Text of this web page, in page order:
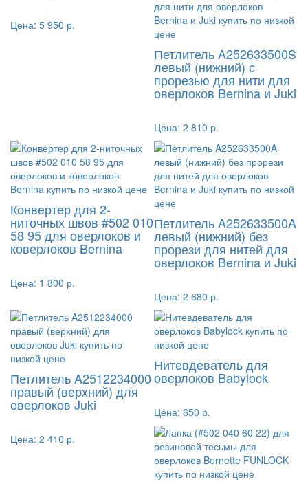
Цена: 5 950 р.
Петлитель A252633500S
левый (нижний) с
прорезью для нити для
оверлоков Bernina и Juki
Цена: 2 810 р.
Конвертер для 2-
ниточных швов #502 010
58 95 для оверлоков и
коверлоков Bernina
Цена: 1 800 р.
Петлитель A252633500A
левый (нижний) без
прорези для нитей для
оверлоков Bernina и Juki
Цена: 2 680 р.
Петлитель A2512234000
правый (верхний) для
оверлоков Juki
Цена: 2 410 р.
Нитевдеватель для
оверлоков Babylock
Цена: 650 р.